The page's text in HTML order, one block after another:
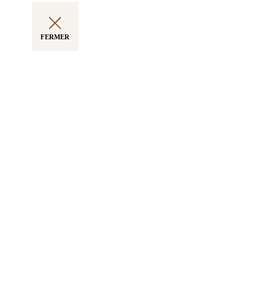
FERMER